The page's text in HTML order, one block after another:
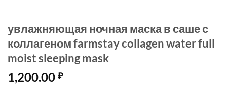
увлажняющая ночная маска в саше с
коллагеном farmstay collagen water full
moist sleeping mask
1,200.00 ₽